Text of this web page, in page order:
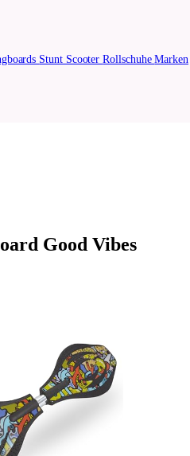
Stunt ScooterRollschuheMarken
Good Vibes